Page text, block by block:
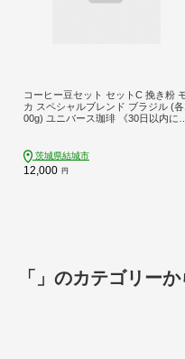
コーヒー豆セット セットC 挽き粉
カ スペシャルブレンド ブラジル (各
00g) ユニバース珈琲 《30日以内に出
(沖縄・離島)---yuki_yuni_14_1p---
茨城県結城市
12,000 円
「」のカテゴリー